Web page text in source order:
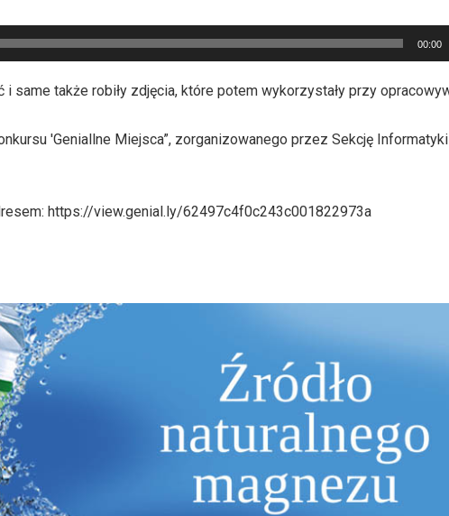
00:00
same także robiły zdjęcia, które potem wykorzystały przy
'Geniallne Miejsca”, zorganizowanego przez Sekcję
https://view.genial.ly/62497c4f0c243c001822973a